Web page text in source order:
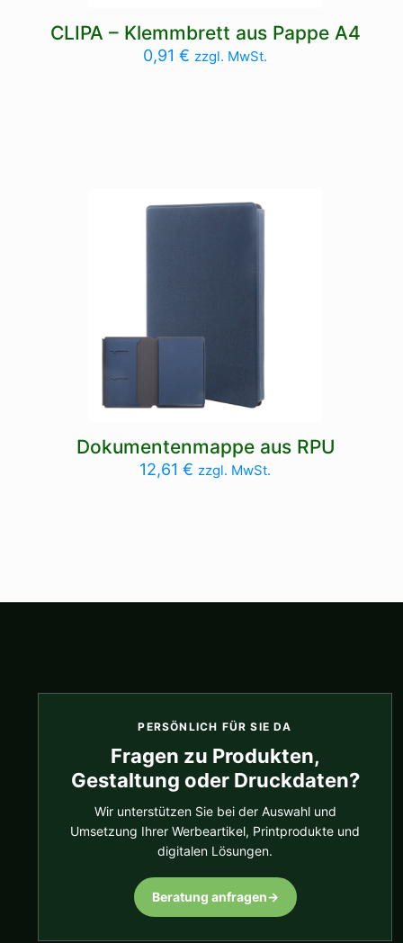
CLIPA – Klemmbrett aus Pappe A4
0,91€ zzgl. MwSt.
Dokumentenmappe aus RPU
12,61€ zzgl. MwSt.
PERSÖNLICH FÜR SIE DA
Fragen zu Produkten,
Gestaltung oder Druckdaten?
Wir unterstützen Sie bei der Auswahl und
Umsetzung Ihrer Werbeartikel, Printprodukte und
digitalen Lösungen.
Beratung anfragen→